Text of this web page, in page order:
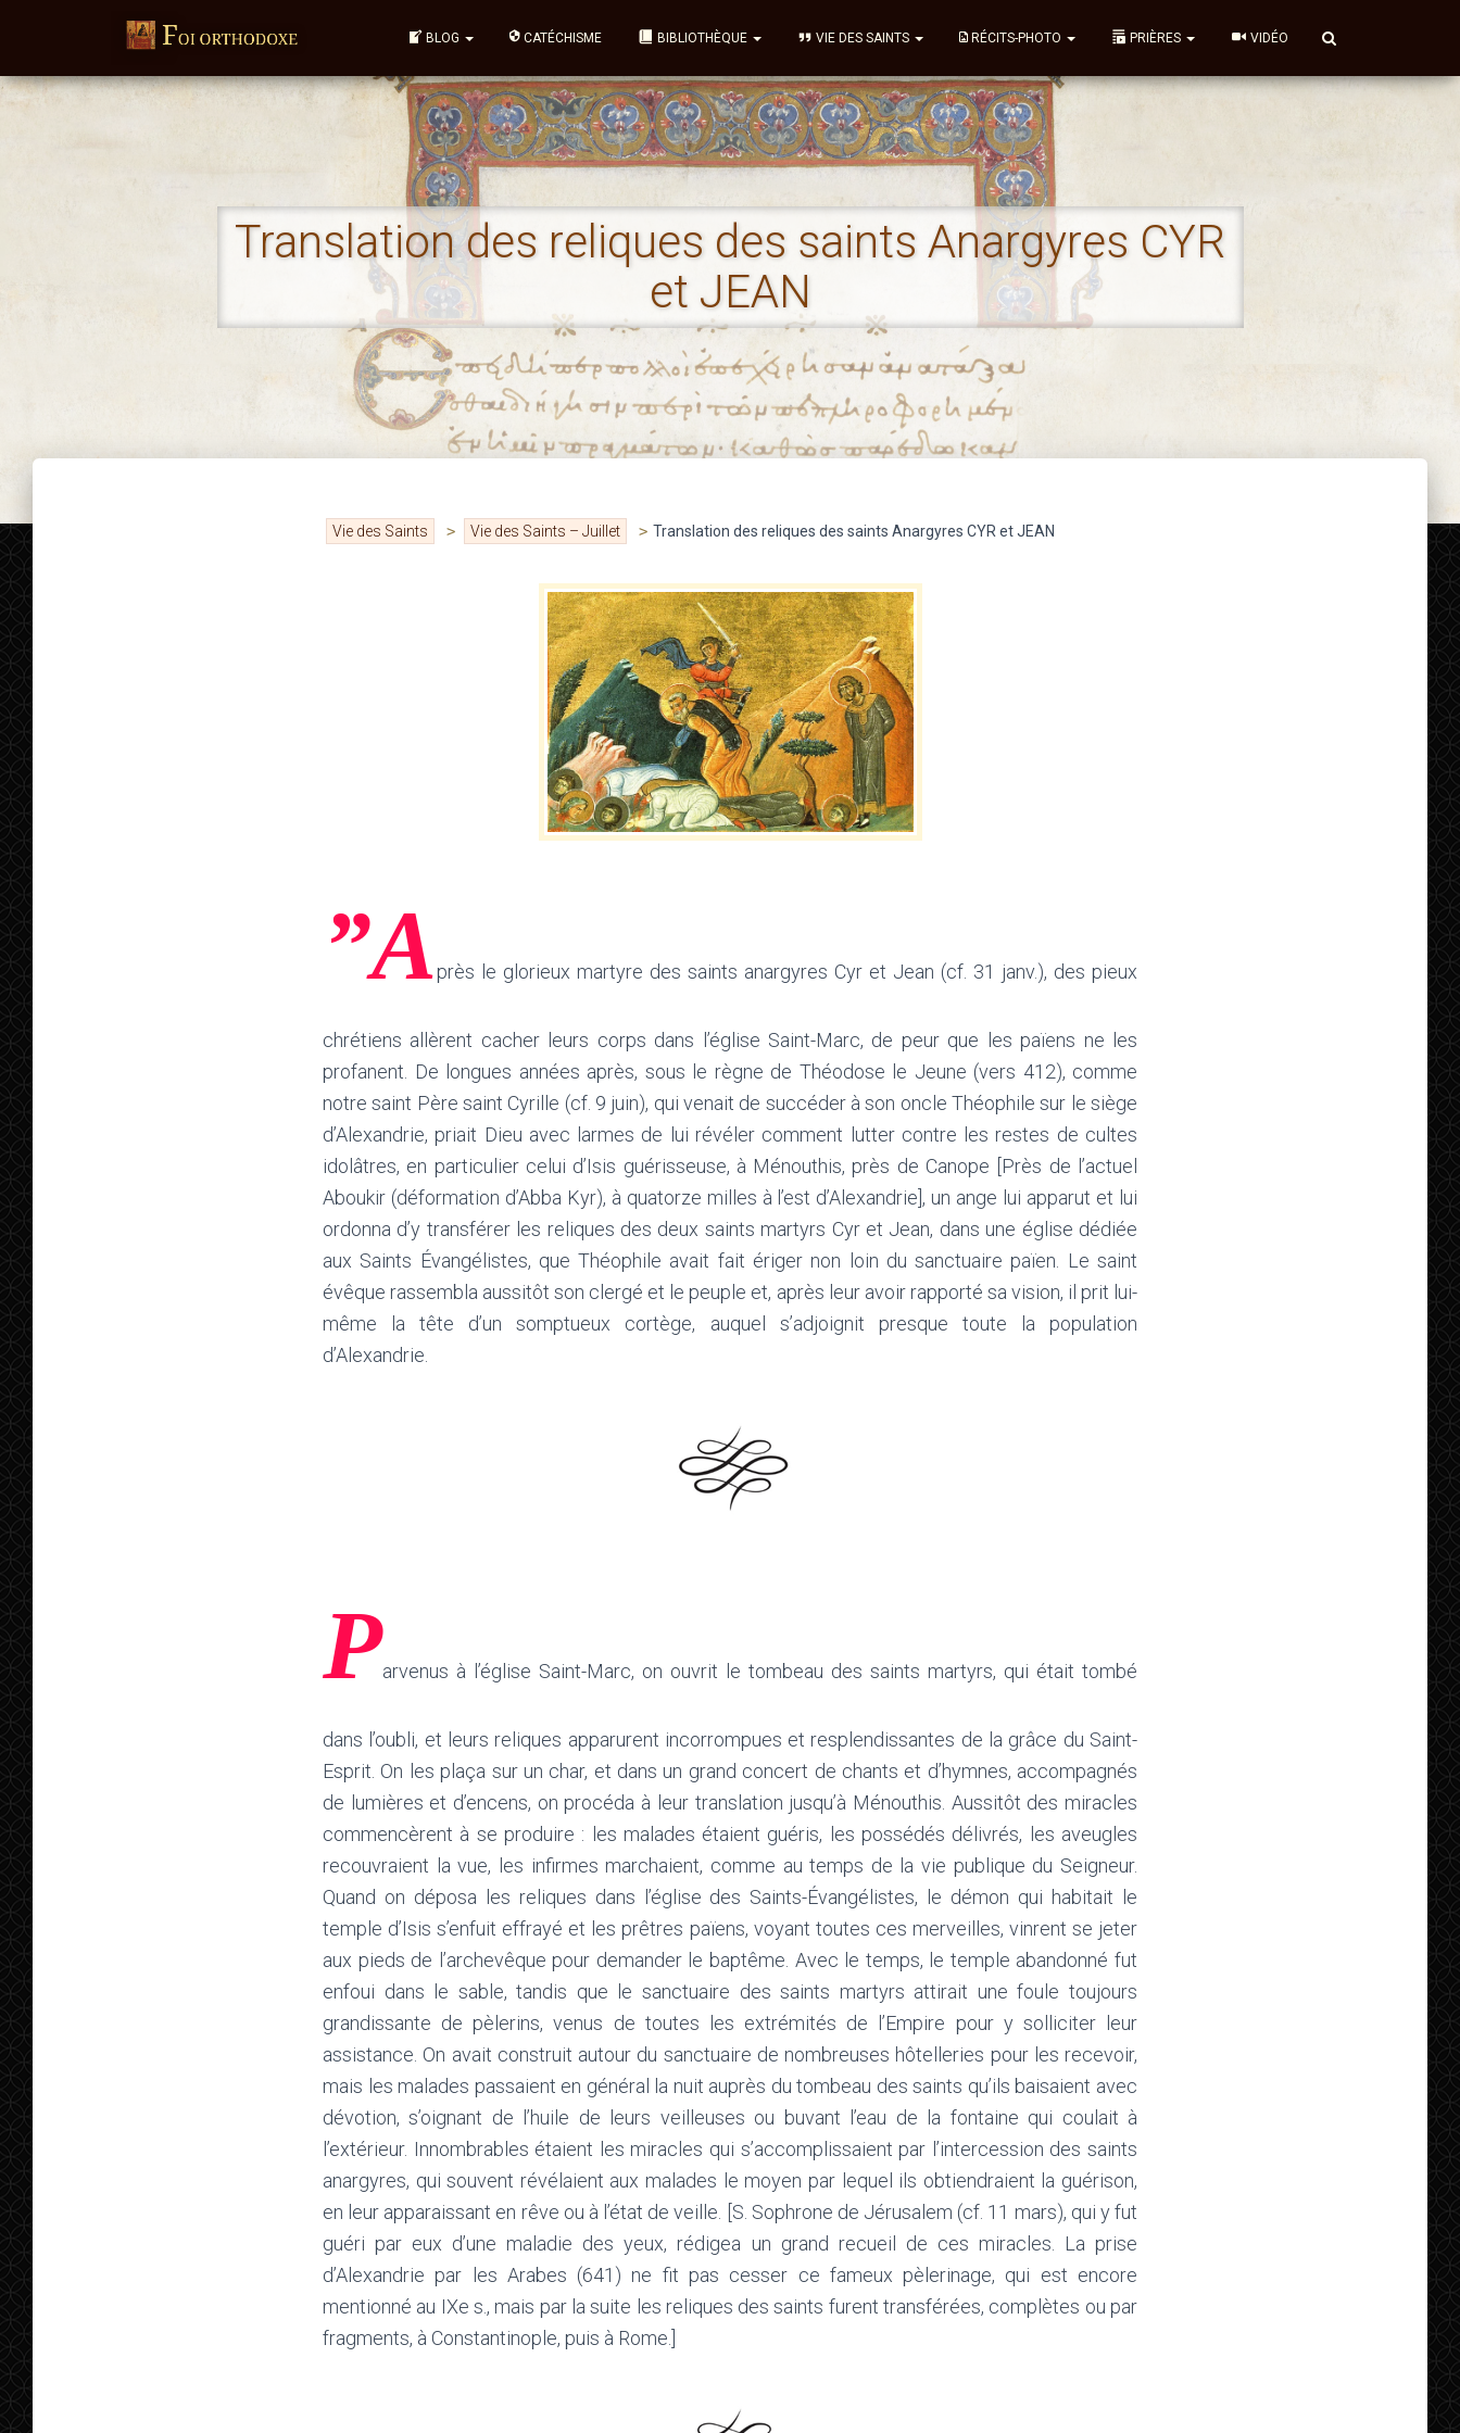
BLOG CATÉCHISME BIBLIOTHÈQUE VIE DES SAINTS RÉCITS-PHOTO PRIÈRES VIDÉO
Translation des reliques des saints Anargyres CYR
et JEAN
Vie des Saints > Vie des Saints – Juillet > Translation des reliques des saints Anargyres CYR et JEAN
”Après le glorieux martyre des saints anargyres Cyr et Jean (cf. 31 janv.), des pieux
chrétiens allèrent cacher leurs corps dans l’église Saint-Marc, de peur que les païens ne les
profanent. De longues années après, sous le règne de Théodose le Jeune (vers 412), comme
notre saint Père saint Cyrille (cf. 9 juin), qui venait de succéder à son oncle Théophile sur le siège
d’Alexandrie, priait Dieu avec larmes de lui révéler comment lutter contre les restes de cultes
idolâtres, en particulier celui d’Isis guérisseuse, à Ménouthis, près de Canope [Près de l’actuel
Aboukir (déformation d’Abba Kyr), à quatorze milles à l’est d’Alexandrie], un ange lui apparut et lui
ordonna d’y transférer les reliques des deux saints martyrs Cyr et Jean, dans une église dédiée
aux Saints Évangélistes, que Théophile avait fait ériger non loin du sanctuaire païen. Le saint
évêque rassembla aussitôt son clergé et le peuple et, après leur avoir rapporté sa vision, il prit lui-
même la tête d’un somptueux cortège, auquel s’adjoignit presque toute la population
d’Alexandrie.
Parvenus à l’église Saint-Marc, on ouvrit le tombeau des saints martyrs, qui était tombé
dans l’oubli, et leurs reliques apparurent incorrompues et resplendissantes de la grâce du Saint-
Esprit. On les plaça sur un char, et dans un grand concert de chants et d’hymnes, accompagnés
de lumières et d’encens, on procéda à leur translation jusqu’à Ménouthis. Aussitôt des miracles
commencèrent à se produire : les malades étaient guéris, les possédés délivrés, les aveugles
recouvraient la vue, les infirmes marchaient, comme au temps de la vie publique du Seigneur.
Quand on déposa les reliques dans l’église des Saints-Évangélistes, le démon qui habitait le
temple d’Isis s’enfuit effrayé et les prêtres païens, voyant toutes ces merveilles, vinrent se jeter
aux pieds de l’archevêque pour demander le baptême. Avec le temps, le temple abandonné fut
enfoui dans le sable, tandis que le sanctuaire des saints martyrs attirait une foule toujours
grandissante de pèlerins, venus de toutes les extrémités de l’Empire pour y solliciter leur
assistance. On avait construit autour du sanctuaire de nombreuses hôtelleries pour les recevoir,
mais les malades passaient en général la nuit auprès du tombeau des saints qu’ils baisaient avec
dévotion, s’oignant de l’huile de leurs veilleuses ou buvant l’eau de la fontaine qui coulait à
l’extérieur. Innombrables étaient les miracles qui s’accomplissaient par l’intercession des saints
anargyres, qui souvent révélaient aux malades le moyen par lequel ils obtiendraient la guérison,
en leur apparaissant en rêve ou à l’état de veille. [S. Sophrone de Jérusalem (cf. 11 mars), qui y fut
guéri par eux d’une maladie des yeux, rédigea un grand recueil de ces miracles. La prise
d’Alexandrie par les Arabes (641) ne fit pas cesser ce fameux pèlerinage, qui est encore
mentionné au IXe s., mais par la suite les reliques des saints furent transférées, complètes ou par
fragments, à Constantinople, puis à Rome.]